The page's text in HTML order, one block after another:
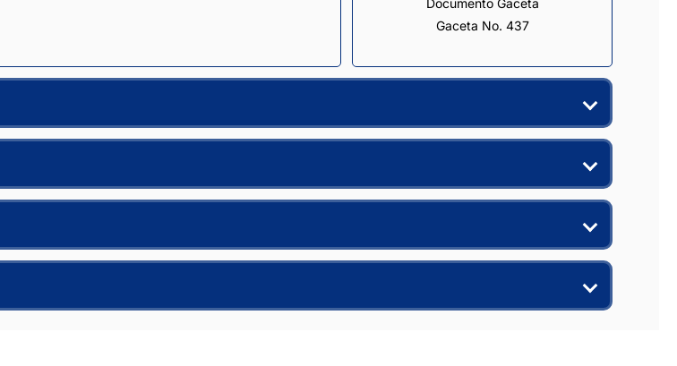
Documento Gaceta
Gaceta No. 437